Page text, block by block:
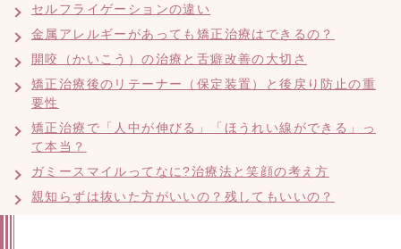
セルフライゲーションの違い
金属アレルギーがあっても矯正治療はできるの？
開咬（かいこう）の治療と舌癖改善の大切さ
矯正治療後のリテーナー（保定装置）と後戻り防止の重
要性
矯正治療で「人中が伸びる」「ほうれい線ができる」っ
て本当？
ガミースマイルってなに?治療法と笑顔の考え方
親知らずは抜いた方がいいの？残してもいいの？